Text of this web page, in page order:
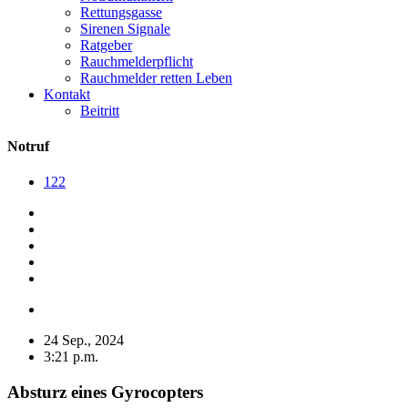
Rettungsgasse
Sirenen Signale
Ratgeber
Rauchmelderpflicht
Rauchmelder retten Leben
Kontakt
Beitritt
Notruf
122
24 Sep., 2024
3:21 p.m.
Absturz eines Gyrocopters